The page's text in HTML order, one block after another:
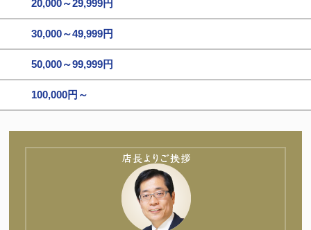
20,000～29,999円
30,000～49,999円
50,000～99,999円
100,000円～